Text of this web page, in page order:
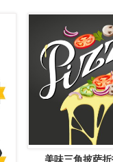
美味三角披萨